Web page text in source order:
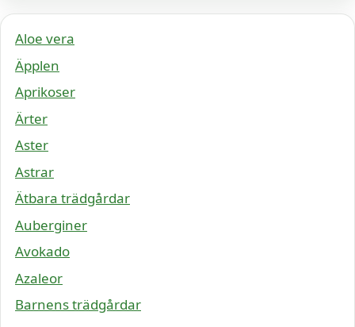
Aloe vera
Äpplen
Aprikoser
Ärter
Aster
Astrar
Ätbara trädgårdar
Auberginer
Avokado
Azaleor
Barnens trädgårdar